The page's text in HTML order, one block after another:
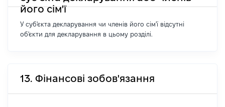
його сім'ї
У суб'єкта декларування чи членів його сім'ї відсутні
об'єкти для декларування в цьому розділі.
13. Фінансові зобов'язання